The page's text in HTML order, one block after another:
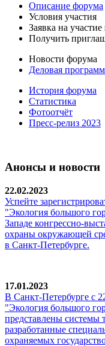
Описание форума
Условия участия
Заявка на
Получить
Новости форума
Деловая
История форума
Статистика
Фотоотчёт
Пресс-релиз 2023
Анонсы и новости
22.02.2023
Успейте
"Экология большого
Западе конгрессно-
охраны окружающей
в Санкт-Петербурге.
17.01.2023
В Санкт-Петербурге с
"Экология большого
представлены системы
разработанные
охраняемых